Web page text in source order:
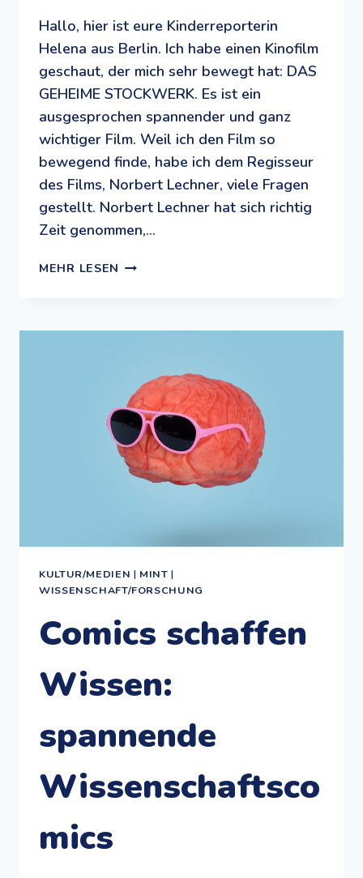
Hallo, hier ist eure Kinderreporterin
Helena aus Berlin. Ich habe einen Kinofilm
geschaut, der mich sehr bewegt hat: DAS
GEHEIME STOCKWERK. Es ist ein
ausgesprochen spannender und ganz
wichtiger Film. Weil ich den Film so
bewegend finde, habe ich dem Regisseur
des Films, Norbert Lechner, viele Fragen
gestellt. Norbert Lechner hat sich richtig
Zeit genommen,…
MEHR LESEN KINDERREPORTERIN
(DAS
GEHEIME
STOCKWERK)
KULTUR/MEDIEN | MINT |
WISSENSCHAFT/FORSCHUNG
Comics schaffen
Wissen:
spannende
Wissenschaftsco
mics